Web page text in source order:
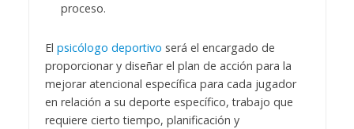
proceso.
El psicólogo deportivo será el encargado de
proporcionar y diseñar el plan de acción para la
mejorar atencional específica para cada jugador
en relación a su deporte específico, trabajo que
requiere cierto tiempo, planificación y